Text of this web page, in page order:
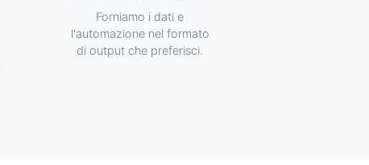
Forniamo i dati e
l'automazione nel formato
di output che preferisci.